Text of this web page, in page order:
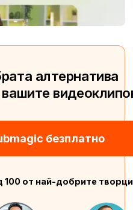
алтернатива
безплатно
100 от най-добрите творци